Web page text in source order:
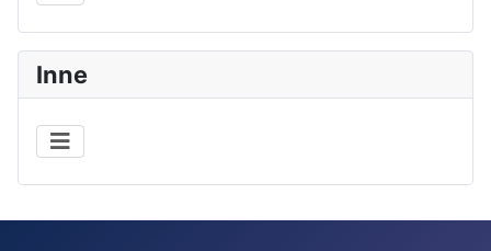
Inne